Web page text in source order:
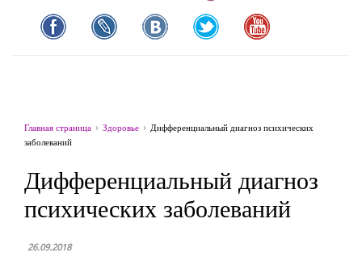
Главная страница Здоровье
Дифференциальный диагноз психических
заболеваний
Дифференциальный диагноз
психических заболеваний
26.09.2018